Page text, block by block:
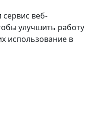
веб-
улучшить работу
использование в